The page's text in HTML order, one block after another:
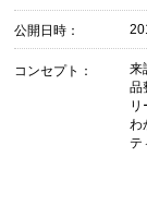
公開日時：
コンセプト：
来
品
リ
わ
テ